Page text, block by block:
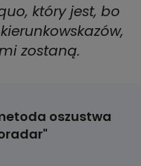
który jest, bo
zostaną.
oszustwa